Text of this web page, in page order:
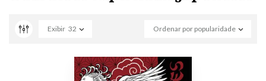
Ordenar por popularidade
Exibir 32